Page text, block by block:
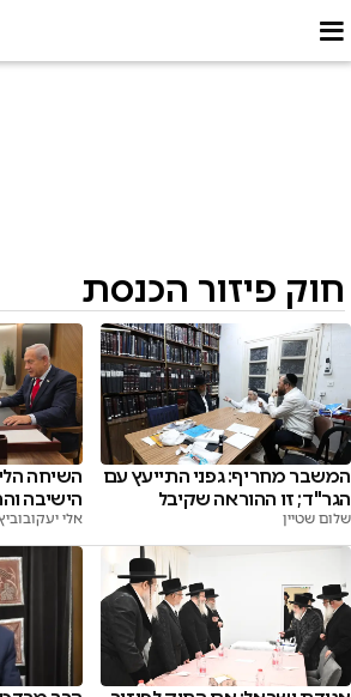
חוק פיזור הכנסת
המשבר מחריף: גפני התייעץ עם
הגר"ד; זו ההוראה שקיבל
שלום שטיין
השיחה
הישיבה
אלי